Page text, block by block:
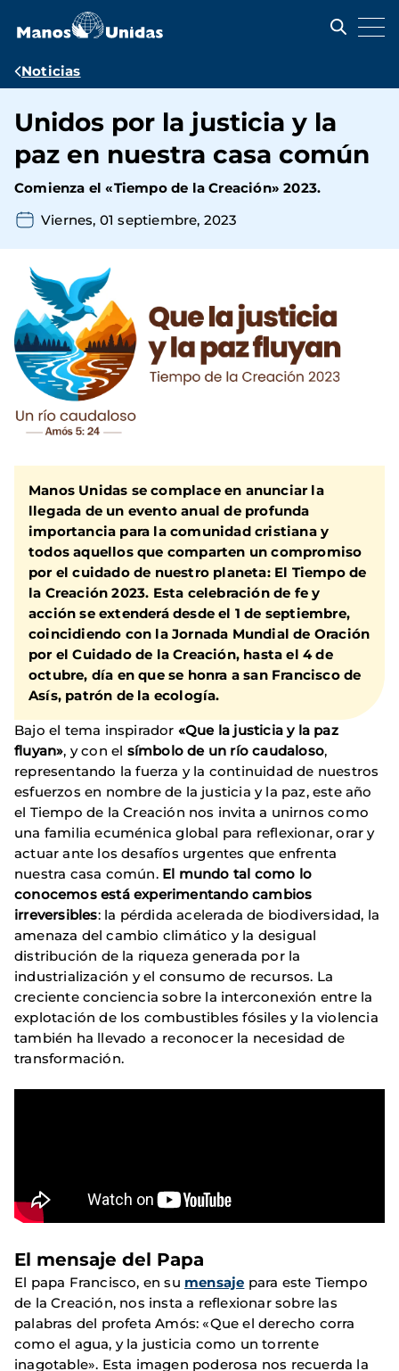
contenido
Ruta
navegación
Noticias
Unidos por la justicia y la
paz en nuestra casa común
Comienza el «Tiempo de la Creación» 2023.
Viernes, 01 septiembre, 2023
Manos Unidas se complace en anunciar la
llegada de un evento anual de profunda
importancia para la comunidad cristiana y
todos aquellos que comparten un compromiso
por el cuidado de nuestro planeta: El Tiempo de
la Creación 2023. Esta celebración de fe y
acción se extenderá desde el 1 de septiembre,
coincidiendo con la Jornada Mundial de Oración
por el Cuidado de la Creación, hasta el 4 de
octubre, día en que se honra a san Francisco de
Asís, patrón de la ecología.
Bajo el tema inspirador «Que la justicia y la paz
fluyan», y con el símbolo de un río caudaloso,
representando la fuerza y la continuidad de nuestros
esfuerzos en nombre de la justicia y la paz, este año
el Tiempo de la Creación nos invita a unirnos como
una familia ecuménica global para reflexionar, orar y
actuar ante los desafíos urgentes que enfrenta
nuestra casa común. El mundo tal como lo
conocemos está experimentando cambios
irreversibles: la pérdida acelerada de biodiversidad, la
amenaza del cambio climático y la desigual
distribución de la riqueza generada por la
industrialización y el consumo de recursos. La
creciente conciencia sobre la interconexión entre la
explotación de los combustibles fósiles y la violencia
también ha llevado a reconocer la necesidad de
transformación.
El mensaje del Papa
El papa Francisco, en su mensaje para este Tiempo
de la Creación, nos insta a reflexionar sobre las
palabras del profeta Amós: «Que el derecho corra
como el agua, y la justicia como un torrente
inagotable». Esta imagen poderosa nos recuerda la